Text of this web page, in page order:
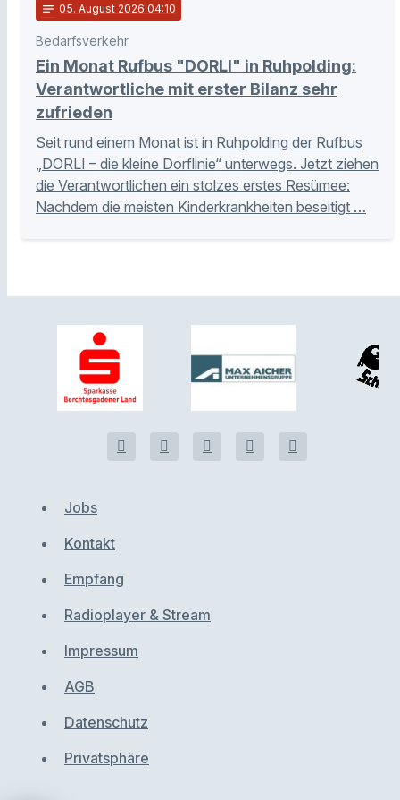
notes 05. August 2026 04:10
Bedarfsverkehr
Ein Monat Rufbus "DORLI" in Ruhpolding:
Verantwortliche mit erster Bilanz sehr
zufrieden
Seit rund einem Monat ist in Ruhpolding der Rufbus
„DORLI – die kleine Dorflinie“ unterwegs. Jetzt ziehen
die Verantwortlichen ein stolzes erstes Resümee:
Nachdem die meisten Kinderkrankheiten beseitigt …
Jobs
Kontakt
Empfang
Radioplayer & Stream
Impressum
AGB
Datenschutz
Privatsphäre